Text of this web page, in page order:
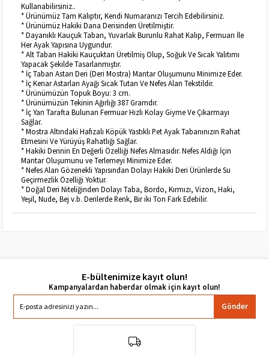
Kullanabilirsiniz..
* Ürünümüz Tam Kalıptır, Kendi Numaranızı Tercih Edebilirsiniz.
* Ürünümüz Hakiki Dana Derisinden Üretilmiştir.
* Dayanıklı Kauçuk Taban, Yuvarlak Burunlu Rahat Kalıp, Fermuarı İle
Her Ayak Yapısına Uygundur.
* Alt Taban Hakiki Kauçuktan Üretilmiş Olup, Soğuk Ve Sıcak Yalıtımı
Yapacak Şekilde Tasarlanmıştır.
* İç Taban Astarı Deri (Deri Mostra) Mantar Oluşumunu Minimize Eder.
* İç Kenar Astarları Ayağı Sıcak Tutan Ve Nefes Alan Tekstildir.
* Ürünümüzün Topuk Boyu: 3 cm.
* Ürünümüzün Tekinin Ağırlığı 387 Gramdır.
* İç Yan Tarafta Bulunan Fermuar Hızlı Kolay Giyme Ve Çıkarmayı
Sağlar.
* Mostra Altındaki Hafızalı Köpük Yastıklı Pet Ayak Tabanınızın Rahat
Etmesini Ve Yürüyüş Rahatlığı Sağlar.
* Hakiki Derinin En Değerli Özelliği Nefes Almasıdır. Nefes Aldığı İçin
Mantar Oluşumunu ve Terlemeyi Minimize Eder.
* Nefes Alan Gözenekli Yapısından Dolayı Hakiki Deri Ürünlerde Su
Geçirmezlik Özelliği Yoktur.
* Doğal Deri Niteliğinden Dolayı Taba, Bordo, Kırmızı, Vizon, Haki,
Yeşil, Nude, Bej v.b. Derilerde Renk, Bir iki Ton Fark Edebilir.
E-bültenimize kayıt olun!
Gönder